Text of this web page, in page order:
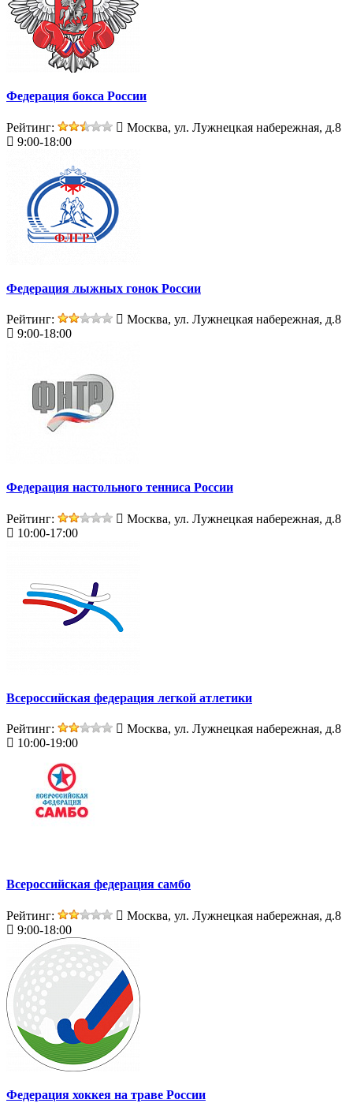
Федерация бокса России
Рейтинг:
Москва, ул. Лужнецкая набережная, д.8
9:00-18:00
Федерация лыжных гонок России
Рейтинг:
Москва, ул. Лужнецкая набережная, д.8
9:00-18:00
Федерация настольного тенниса России
Рейтинг:
Москва, ул. Лужнецкая набережная, д.8
10:00-17:00
Всероссийская федерация легкой атлетики
Рейтинг:
Москва, ул. Лужнецкая набережная, д.8
10:00-19:00
Всероссийская федерация самбо
Рейтинг:
Москва, ул. Лужнецкая набережная, д.8
9:00-18:00
Федерация хоккея на траве России